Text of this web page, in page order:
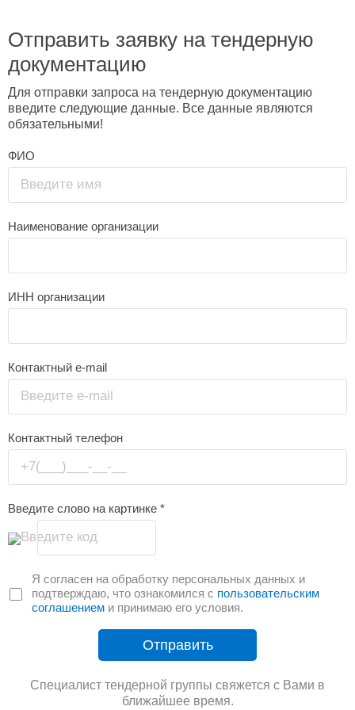
Отправить заявку на тендерную
документацию
Для отправки запроса на тендерную документацию
введите следующие данные. Все данные являются
обязательными!
ФИО
Введите имя
Наименование организации
ИНН организации
Контактный e-mail
Введите e-mail
Контактный телефон
+7(___)___-__-__
Введите слово на картинке *
Введите код
Я согласен на обработку персональных данных и
подтверждаю, что ознакомился с пользовательским
соглашением и принимаю его условия.
Отправить
Специалист тендерной группы свяжется с Вами в
ближайшее время.